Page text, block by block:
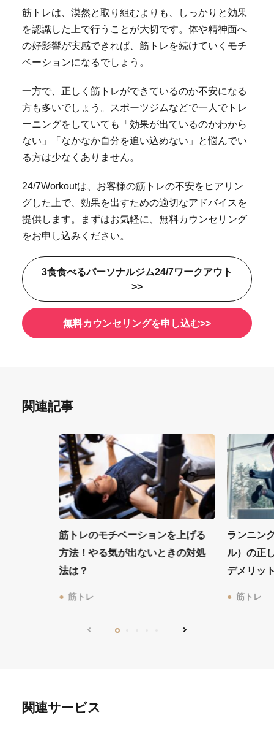
筋トレは、漠然と取り組むよりも、しっかりと効果
を認識した上で行うことが大切です。体や精神面へ
の好影響が実感できれば、筋トレを続けていくモチ
ベーションになるでしょう。
一方で、正しく筋トレができているのか不安になる
方も多いでしょう。スポーツジムなどで一人でトレ
ーニングをしていても「効果が出ているのかわから
ない」「なかなか自分を追い込めない」と悩んでい
る方は少なくありません。
24/7Workoutは、お客様の筋トレの不安をヒアリン
グした上で、効果を出すための適切なアドバイスを
提供します。まずはお気軽に、無料カウンセリング
をお申し込みください。
3食食べるパーソナルジム24/7ワークアウト
>>
無料カウンセリングを申し込む>>
関連記事
筋トレのモチベーションを上げる
方法！やる気が出ないときの対処
法は？
筋トレ
ランニン
ル）の正
デメリッ
筋トレ
関連サービス